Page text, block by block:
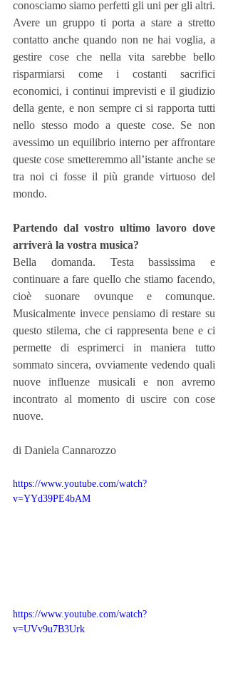
conosciamo siamo perfetti gli uni per gli altri.
Avere un gruppo ti porta a stare a stretto
contatto anche quando non ne hai voglia, a
gestire cose che nella vita sarebbe bello
risparmiarsi come i costanti sacrifici
economici, i continui imprevisti e il giudizio
della gente, e non sempre ci si rapporta tutti
nello stesso modo a queste cose. Se non
avessimo un equilibrio interno per affrontare
queste cose smetteremmo all’istante anche se
tra noi ci fosse il più grande virtuoso del
mondo.
Partendo dal vostro ultimo lavoro dove
arriverà la vostra musica?
Bella domanda. Testa bassissima e
continuare a fare quello che stiamo facendo,
cioè suonare ovunque e comunque.
Musicalmente invece pensiamo di restare su
questo stilema, che ci rappresenta bene e ci
permette di esprimerci in maniera tutto
sommato sincera, ovviamente vedendo quali
nuove influenze musicali e non avremo
incontrato al momento di uscire con cose
nuove.
di Daniela Cannarozzo
https://www.youtube.com/watch?
v=YYd39PE4bAM
https://www.youtube.com/watch?
v=UVv9u7B3Urk